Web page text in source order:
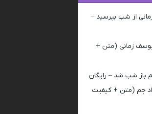
از شب بپرسید –
زمانی (متن +
باز شب شد – رایگان
جم (متن + کیفیت